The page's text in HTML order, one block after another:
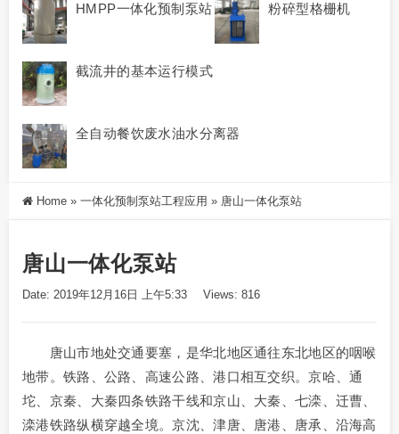
HMPP一体化预制泵站 粉碎型格栅机
截流井的基本运行模式
全自动餐饮废水油水分离器
Home » 一体化预制泵站工程应用 » 唐山一体化泵站
唐山一体化泵站
Date: 2019年12月16日 上午5:33 Views: 816
唐山市地处交通要塞，是华北地区通往东北地区的咽喉
地带。铁路、公路、高速公路、港口相互交织。京哈、通
坨、京秦、大秦四条铁路干线和京山、大秦、七滦、迁曹、
滦港铁路纵横穿越全境。京沈、津唐、唐港、唐承、沿海高